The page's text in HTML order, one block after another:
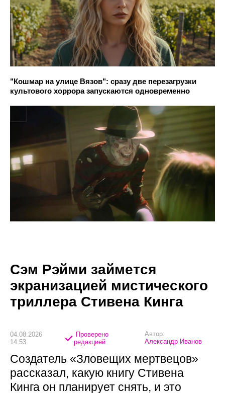
"Кошмар на улице Вязов": сразу две перезагрузки
культового хоррора запускаются одновременно
Сэм Рэйми займется
экранизацией мистического
триллера Стивена Кинга
04.08.2026
14:53
Проверено
редакцией
Автор:
Александр Иванов
Создатель «Зловещих мертвецов»
рассказал, какую книгу Стивена
Кинга он планирует снять, и это